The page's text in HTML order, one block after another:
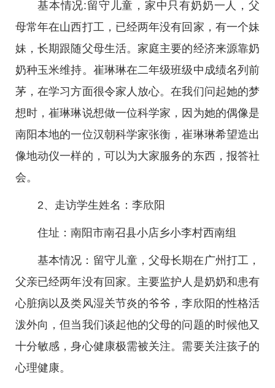
基本情况:留守儿童，家中只有奶奶一人，父
母常年在山西打工，已经两年没有回家，有一个妹
妹，长期跟随父母生活。家庭主要的经济来源靠奶
奶种玉米维持。崔琳琳在二年级班级中成绩名列前
茅，在学习方面很令家人放心。在我们问起她的梦
想时，崔琳琳说想做一位科学家，因为她的偶像是
南阳本地的一位汉朝科学家张衡，崔琳琳希望造出
像地动仪一样的，可以为大家服务的东西，报答社
会。
2、走访学生姓名：李欣阳
住址：南阳市南召县小店乡小李村西南组
基本情况：留守儿童，父母长期在广州打工，
父亲已经两年没有回家。主要监护人是奶奶和患有
心脏病以及类风湿关节炎的爷爷，李欣阳的性格活
泼外向，但当我们谈起他的父母的问题的时候他又
十分敏感，身心健康极需被关注。需要关注孩子的
心理健康。